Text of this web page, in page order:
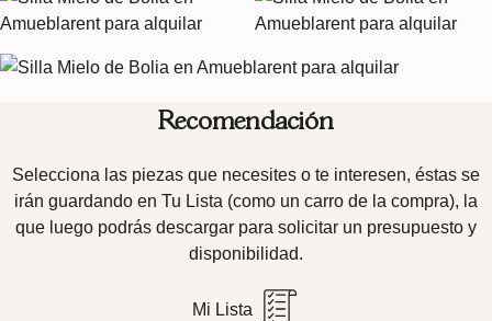
Recomendación
Selecciona las piezas que necesites o te interesen, éstas se
irán guardando en Tu Lista (como un carro de la compra), la
que luego podrás descargar para solicitar un presupuesto y
disponibilidad.
Mi Lista